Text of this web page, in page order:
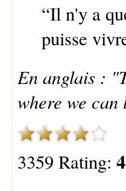
“Il n'y a
puisse
En anglais :
where we
3359 Rating: